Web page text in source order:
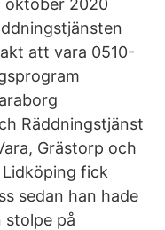
oktober 2020
att vara 0510-
Räddningstjänst
Grästorp och
fick
sedan han hade
stolpe på